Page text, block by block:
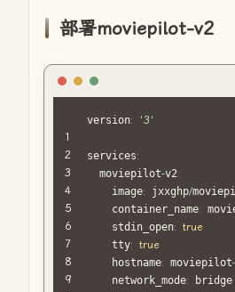
部署moviepilot-v2
version: '3'
services:
  moviepilot
-v2:
    image
: jxxghp/
    container_name
:
    stdin_open
: true
    tty
: true
    hostname
: moviepilot
    network_mode
: bridge